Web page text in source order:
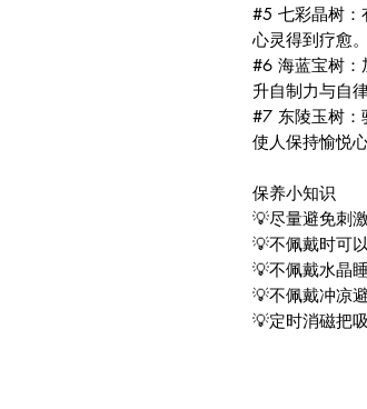
#5 七彩晶树：
心灵得到疗愈。
#6 海蓝宝树：
升自制力与自律
#7 东陵玉树：
使人保持愉悦心
保养小知识
💡尽量避免刺
💡不佩戴时可
💡不佩戴水晶
💡不佩戴冲凉
💡定时消磁把